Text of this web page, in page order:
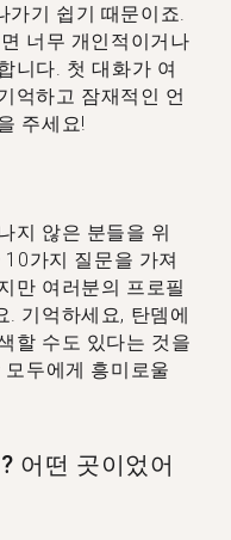
기 쉽기 때문이죠.
너무 개인적이거나
니다. 첫 대화가 여
억하고 잠재적인 언
주세요!
지 않은 분들을 위
가지 질문을 가져
만 여러분의 프로필
. 기억하세요, 탄뎀에
할 수도 있다는 것을
두에게 흥미로울
어떤 곳이었어